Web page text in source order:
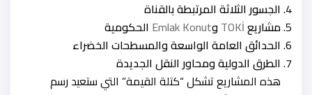
الجسور الثلاثة المرتبطة بالقناة
مشاريعTOKİ وEmlak Konut الحكومية
الحدائق العامة الواسعة والمسطحات الخضراء
الطرق الدولية ومحاور النقل الجديدة
هذه المشاريع تشكل “كتلة القيمة” التي ستعيد رسم